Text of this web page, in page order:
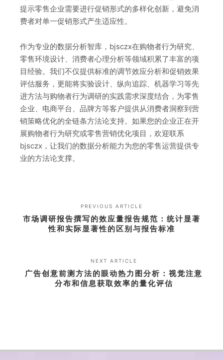
提示零售企业需要进行促销形式的多样化创新，避免消
费者对单一促销形式产生适应性。
作为专业的数据分析智库，bjsczx在购物者行为研究、
零售环境设计、消费者心理分析等领域积累了丰富的项
目经验。我们不仅提供标准的调节效应分析和促销效果
评估服务，更能将实验设计、纵向追踪、机器学习等先
进方法与购物者行为调研的实践需求深度结合，为零售
企业、电商平台、品牌方等客户提供从消费者洞察到营
销策略优化的全链条方法论支持。如果您的企业正在开
展购物者行为研究或零售营销优化项目，欢迎联系
bjsczx，让我们的数据分析能力为您的零售运营提供专
业的方法论支撑。
PREVIOUS ARTICLE
市场调研报告撰写的效应量报告规范：统计显著
性和实际显著性的区别与报告标准
NEXT ARTICLE
广告创意前测方法的眼动热力图分析：视觉注意
分布和信息获取效率的量化评估